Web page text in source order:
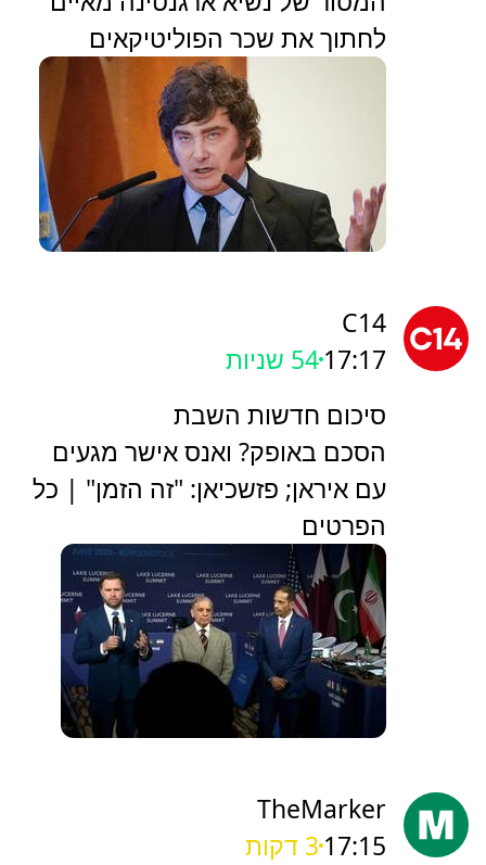
לחתוך את שכר הפוליטיקאים
C14
17:1756 שניות
סיכום חדשות השבת
הסכם באופק? ואנס אישר מגעים
עם איראן; פזשכיאן: "זה הזמן" | כל
הפרטים
TheMarker
17:15 3 דקות